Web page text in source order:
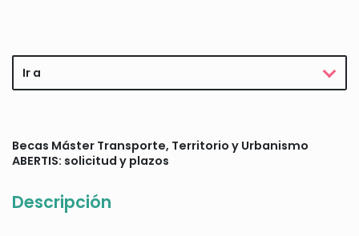
Ir a
Becas Máster Transporte, Territorio y Urbanismo
ABERTIS: solicitud y plazos
Descripción